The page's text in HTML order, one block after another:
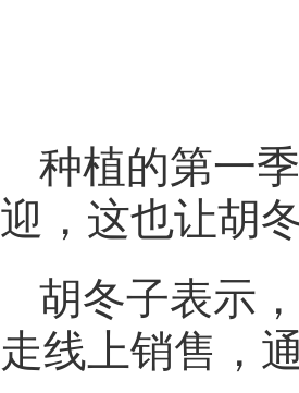
种植的第一
迎，这也让胡
胡冬子表示
走线上销售，